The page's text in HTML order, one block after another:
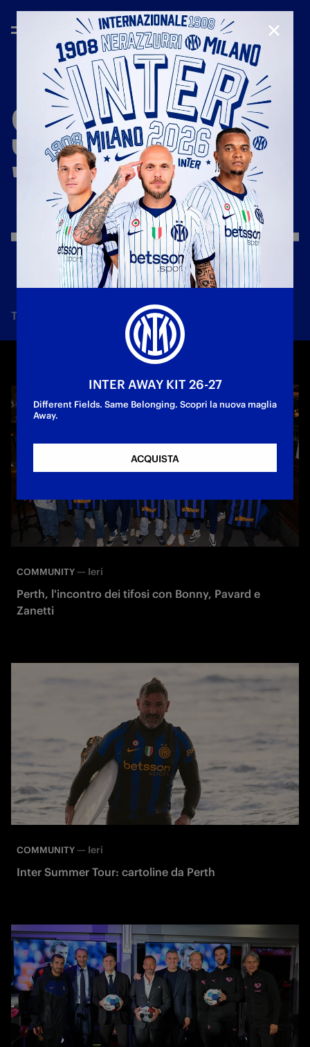
STAGIONE
'26/'27
Tutte le notizie Squadra Società
COMMUNITY — Ieri
Perth, l'incontro dei tifosi con Bonny, Pavard e
Zanetti
COMMUNITY — Ieri
Inter Summer Tour: cartoline da Perth
INTER AWAY KIT 26-27
Different Fields. Same Belonging. Scopri la nuova maglia
Away.
ACQUISTA